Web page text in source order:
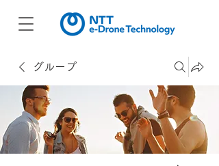
グループ